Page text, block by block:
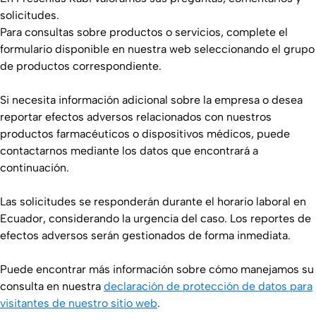
solicitudes.
Para consultas sobre productos o servicios, complete el
formulario disponible en nuestra web seleccionando el grupo
de productos correspondiente.
Si necesita información adicional sobre la empresa o desea
reportar efectos adversos relacionados con nuestros
productos farmacéuticos o dispositivos médicos, puede
contactarnos mediante los datos que encontrará a
continuación.
Las solicitudes se responderán durante el horario laboral en
Ecuador, considerando la urgencia del caso. Los reportes de
efectos adversos serán gestionados de forma inmediata.
Puede encontrar más información sobre cómo manejamos su
consulta en nuestra declaración de protección de datos para
visitantes de nuestro sitio web.